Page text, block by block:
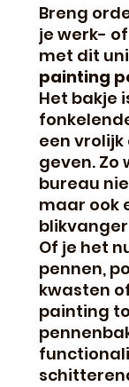
Breng
je werk-
met dit
painting
Het bakje
een
geven. Zo
bureau
maar ook
Of je het
pennen,
kwasten
painting